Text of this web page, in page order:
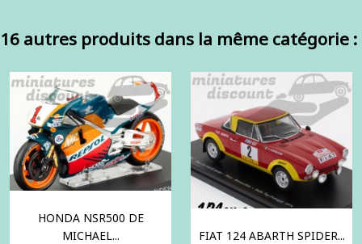
16 autres produits dans la même catégorie :
HONDA NSR500 DE
MICHAEL...
FIAT 124 ABARTH SPIDER...